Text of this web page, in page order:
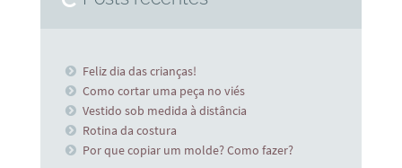
Feliz dia das crianças!
Como cortar uma peça no viés
Vestido sob medida à distância
Rotina da costura
Por que copiar um molde? Como fazer?